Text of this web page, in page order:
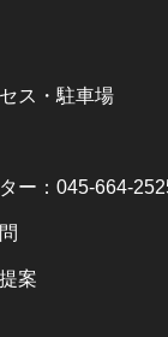
ス・駐車場
ー：045-664-
案